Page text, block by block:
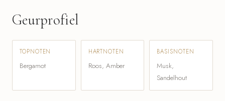
Geurprofiel
TOPNOTEN
Bergamot
HARTNOTEN
Roos, Amber
BASISNOTEN
Musk,
Sandelhout